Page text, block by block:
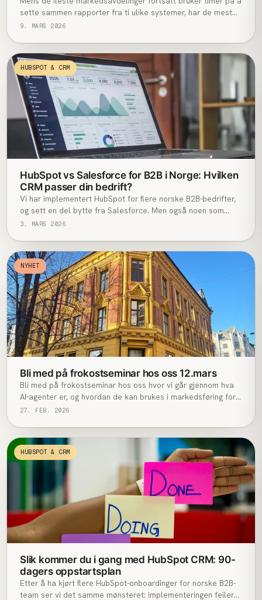
sette sammen rapporter fra ti ulike systemer, har de mest
fremoverlente allerede gitt jobben til AI-agenter. Resultatet?
9. MARS 2026
HUBSPOT & CRM
HubSpot vs Salesforce for B2B i Norge: Hvilken
CRM passer din bedrift?
Vi har implementert HubSpot for flere norske B2B-bedrifter,
og sett en del bytte fra Salesforce. Men også noen som
burde gått andre veien. Her er den ærlige sammenligningen i
3. MARS 2026
NYHET
Bli med på frokostseminar hos oss 12.mars
Bli med på frokostseminar hos oss hvor vi går gjennom hva
AI-agenter er, og hvordan de kan brukes i markedsføring for
å jobbe smartere og mer proaktivt.
27. FEB. 2026
HUBSPOT & CRM
Slik kommer du i gang med HubSpot CRM: 90-
dagers oppstartsplan
Etter å ha kjørt flere HubSpot-onboardinger for norske B2B-
team ser vi det samme mønsteret: implementeringen feiler